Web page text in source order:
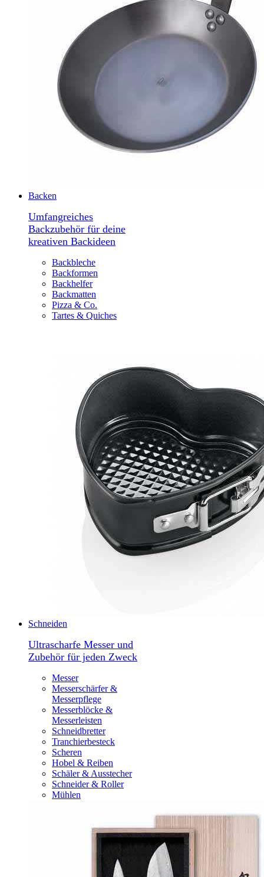
Backen
Umfangreiches
Backzubehör für deine
kreativen Backideen
Backbleche
Backformen
Backhelfer
Backmatten
Pizza & Co.
Tartes & Quiches
Schneiden
Ultrascharfe Messer und
Zubehör für jeden Zweck
Messer
Messerschärfer &
Messerpflege
Messerblöcke &
Messerleisten
Schneidbretter
Tranchierbesteck
Scheren
Hobel & Reiben
Schäler & Ausstecher
Schneider & Roller
Mühlen